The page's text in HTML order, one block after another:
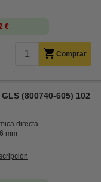
€
Comprar
(800740-605) 102
directa
mm